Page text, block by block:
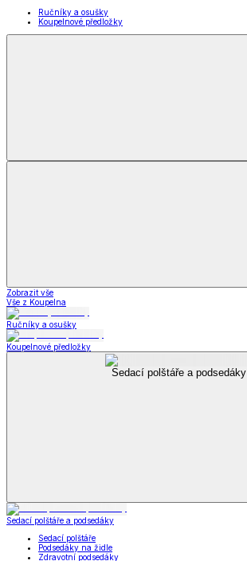
Ručníky a osušky
Koupelnové předložky
Zobrazit vše
Vše z Koupelna
Ručníky a osušky
Koupelnové předložky
Sedací polštáře a podsedáky
Sedací polštáře a podsedáky
Sedací polštáře
Podsedáky na židle
Zdravotní podsedáky